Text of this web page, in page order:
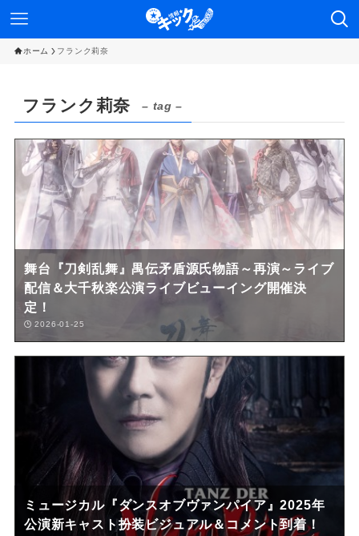
ホーム フランク莉奈
フランク莉奈 – tag –
舞台『刀剣乱舞』禺伝矛盾源氏物語～再演～ライブ
配信＆大千秋楽公演ライブビューイング開催決
定！
2026-01-25
ミュージカル『ダンスオブヴァンパイア』2025年
公演新キャスト扮装ビジュアル＆コメント到着！